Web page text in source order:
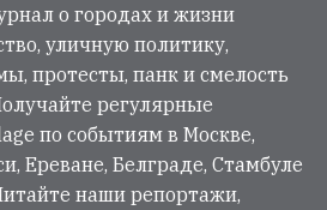
о городах и жизни
уличную политику,
протесты, панк и смелость
регулярные
по событиям в Москве,
Ереване, Белграде, Стамбуле
наши репортажи,